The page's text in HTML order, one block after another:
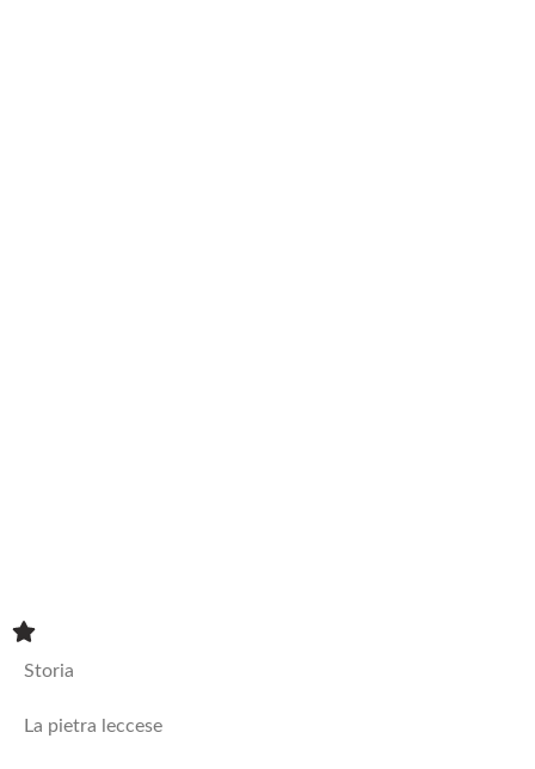
Storia
La pietra leccese